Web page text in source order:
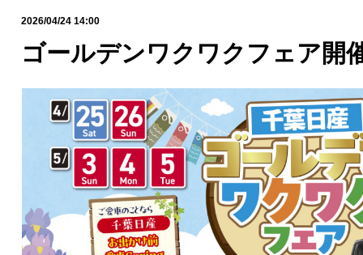
2026/04/24 14:00
ゴールデンワクワクフェア開